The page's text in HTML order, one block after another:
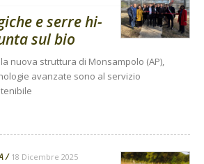
e serre hi-
sul bio
nuova struttura di Monsampolo (AP),
avanzate sono al servizio
18 Dicembre 2025